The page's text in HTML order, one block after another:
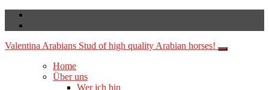
Valentina Arabians Stud of high quality Arabian horses!
Home
Über uns
Wer ich bin